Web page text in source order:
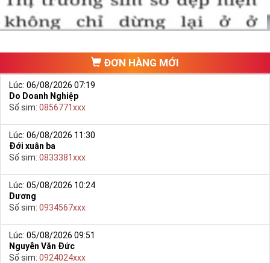
ĐƠN HÀNG MỚI
Lúc: 06/08/2026 07:19
Do Doanh Nghiệp
Số sim: 0856771xxx
Lúc: 06/08/2026 11:30
Đới xuân ba
Số sim: 0833381xxx
Lúc: 05/08/2026 10:24
Dương
Số sim: 0934567xxx
Lúc: 05/08/2026 09:51
Nguyễn Văn Đức
Số sim: 0924024xxx